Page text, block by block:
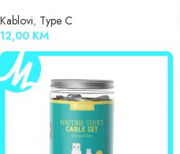
Kablovi, Type C
12,00 KM